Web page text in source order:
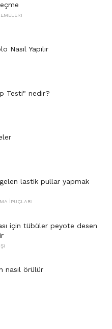
Nasıl Yapılır
Testi" nedir?
lastik pullar yapmak
İPUÇLARI
için tübüler peyote desen
nasıl örülür